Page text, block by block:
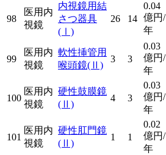
98
医用内
視鏡
内視鏡用結
さつ器具
(Ⅰ)
26 14
0.04
億円/
年
99
医用内
視鏡
軟性挿管用
喉頭鏡(Ⅱ)
3 3
0.03
億円/
年
100
医用内
視鏡
硬性鼓膜鏡
(Ⅱ)
4 3
0.03
億円/
年
101
医用内
視鏡
硬性肛門鏡
(Ⅱ)
1 1
0.02
億円/
年